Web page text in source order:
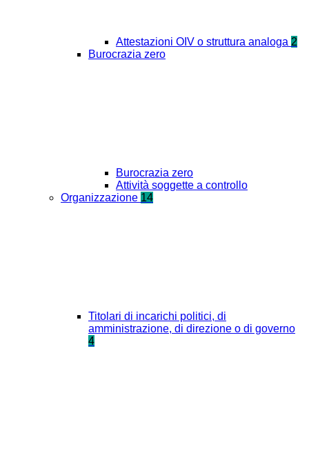
Attestazioni OIV o struttura analoga 2
Burocrazia zero
Burocrazia zero
Attività soggette a controllo
Organizzazione 14
Titolari di incarichi politici, di
amministrazione, di direzione o di governo
4